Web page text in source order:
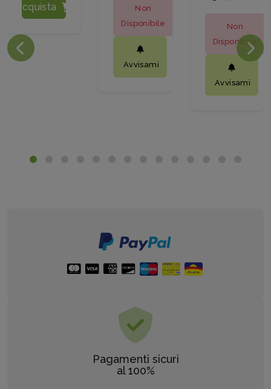
Acquista
Non
Disponibile
Avvisami
Non
Disponibile
Avvisami
Pagamenti sicuri
al 100%